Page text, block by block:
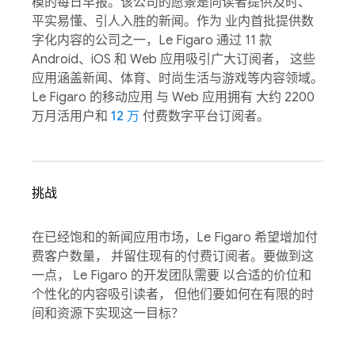
平实易懂、引人入胜的新闻。作为 业内首批提供数
字化内容的公司之一，Le Figaro 通过 11 款
Android、iOS 和 Web 应用吸引广大订阅者， 这些
应用涵盖新闻、体育、时尚生活与游戏等内容领域。
Le Figaro 的移动应用 与 Web 应用拥有 大约 2200
万月活用户和 12 万 付费数字平台订阅者。
挑战
在已经饱和的新闻应用市场，Le Figaro 希望增加付
费客户数量， 并留住现有的付费订阅者。要做到这
一点， Le Figaro 的开发团队需要 以合适的价位和
个性化的内容吸引读者， 但他们要如何在有限的时
间和资源下实现这一目标？